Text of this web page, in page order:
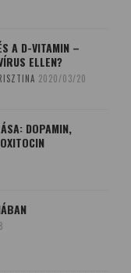
A D-VITAMIN –
ELLEN?
2020/03/20
DOPAMIN,